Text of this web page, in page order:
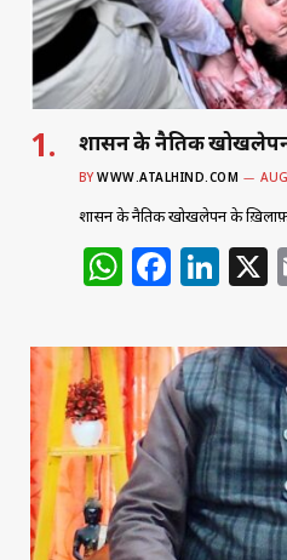
शासन के नैतिक खोखलेपन के
BY WWW.ATALHIND.COM
शासन के नैतिक खोखलेपन के ख़िलाफ़
W
at
s
A
p
p
F
c
e
b
o
o
k
Li
k
e
dI
n